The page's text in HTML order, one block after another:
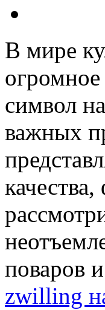
В мире
символ
важных
поваров
zwilling